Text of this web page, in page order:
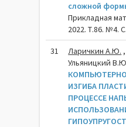
сложной
Прикладная
2022. Т.86. №4.
31 Ларичкин А.Ю.
Ульяницкий
ИЗГИБА
ПРОЦЕССЕ